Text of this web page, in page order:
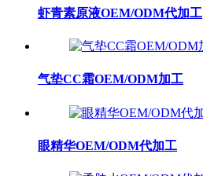
虾青素原液OEM/ODM代加工
气垫CC霜OEM/ODM加工
眼精华OEM/ODM代加工